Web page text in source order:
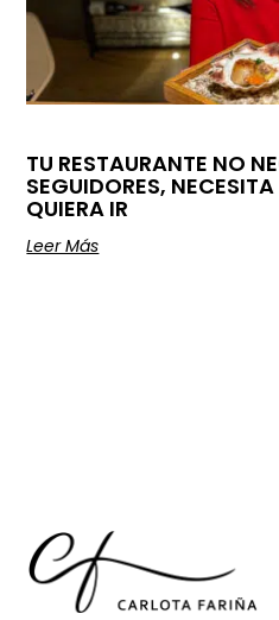
TU RESTAURANTE NO
SEGUIDORES,
QUIERA IR
Leer Más